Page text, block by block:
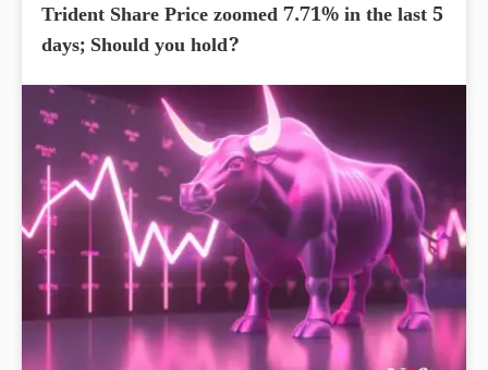
Trident Share Price zoomed 7.71% in the last 5
days; Should you hold?